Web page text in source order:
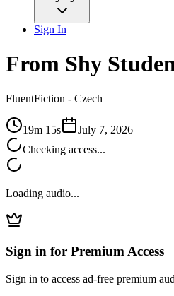
Sign In
From Shy
FluentFiction - Czech
19m 15s
July 7, 2026
Checking access...
Loading audio...
Sign in for Premium Access
Sign in to access ad-free premium